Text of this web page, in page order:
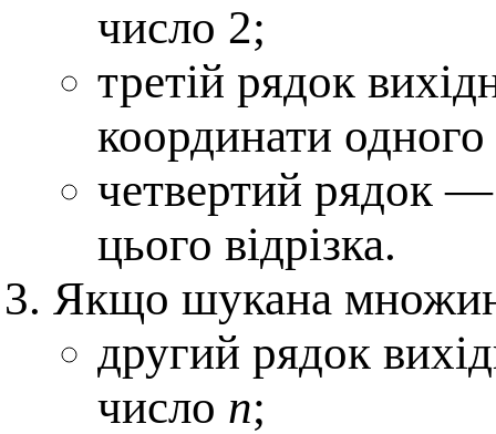
число 2;
третій рядок
координати одного
четвертий рядок
цього відрізка.
Якщо шукана
другий рядок
число n;